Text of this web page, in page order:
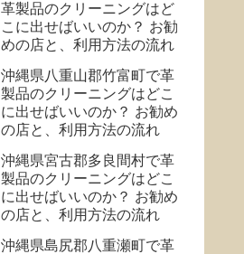
革製品のクリーニングはど
こに出せばいいのか？ お勧
めの店と、利用方法の流れ
沖縄県八重山郡竹富町で革
製品のクリーニングはどこ
に出せばいいのか？ お勧め
の店と、利用方法の流れ
沖縄県宮古郡多良間村で革
製品のクリーニングはどこ
に出せばいいのか？ お勧め
の店と、利用方法の流れ
沖縄県島尻郡八重瀬町で革